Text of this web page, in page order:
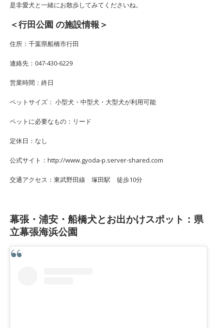
是非愛犬と一緒にお散歩してみてくださいね。
＜行田公園 の施設情報＞
住所：千葉県船橋市行田
連絡先：047-430-6229
営業時間：終日
ペットサイズ： 小型犬・中型犬・大型犬が利用可能
ペットに必要なもの：リード
定休日：なし
公式サイト：http://www.gyoda-p.server-shared.com
交通アクセス：東武野田線 塚田駅 徒歩10分
幕張・浦安・船橋犬とお出かけスポット：県
立幕張海浜公園